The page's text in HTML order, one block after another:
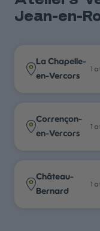
Jean-en-
La Chapelle-
en-Vercors
1
Corrençon-
en-Vercors
1
Château-
Bernard
1